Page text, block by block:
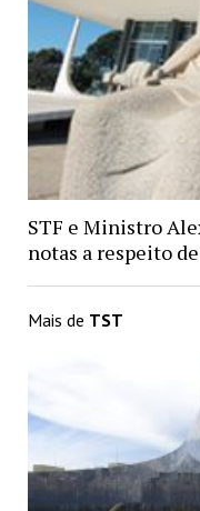
STF e Ministro
notas a respeito
Mais de TST